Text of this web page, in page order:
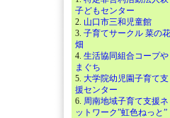
子どもセンター
2. 山口市三和児童館
3. 子育てサークル 菜の花
畑
4. 生活協同組合コープや
まぐち
5. 大学院幼児園子育て支
援センター
6. 周南地域子育て支援ネ
ットワーク”虹色ねっと”